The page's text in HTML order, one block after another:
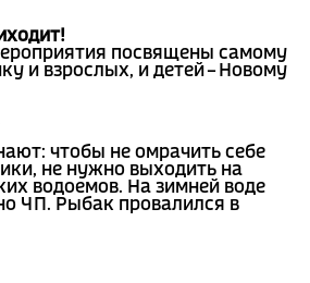
посвящены самому
и взрослых, и детей – Новому
чтобы не омрачить себе
не нужно выходить на
водоемов. На зимней воде
ЧП. Рыбак провалился в